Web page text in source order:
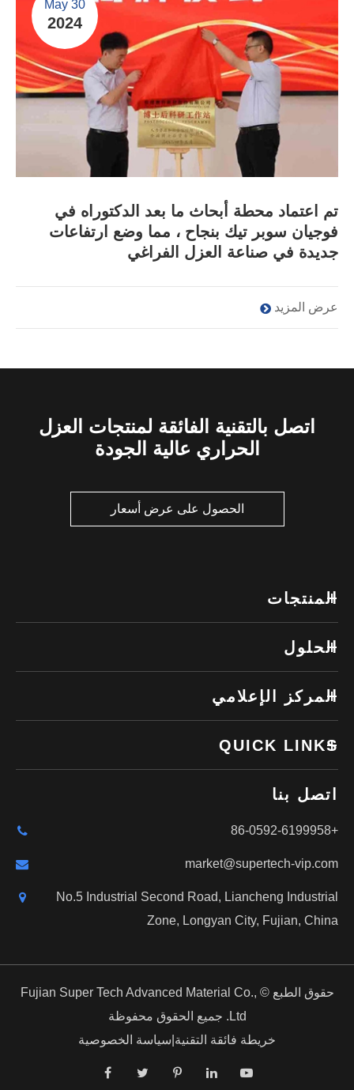
May 30
2024
تم اعتماد محطة أبحاث ما بعد الدكتوراه في
فوجيان سوبر تيك بنجاح ، مما وضع ارتفاعات
جديدة في صناعة العزل الفراغي
عرض المزيد
اتصل بالتقنية الفائقة لمنتجات العزل
الحراري عالية الجودة
الحصول على عرض أسعار
المنتجات
الحلول
المركز الإعلامي
QUICK LINKS
اتصل بنا
+86-0592-6199958
market@supertech-vip.com
No.5 Industrial Second Road, Liancheng Industrial
Zone, Longyan City, Fujian, China
حقوق الطبع © Fujian Super Tech Advanced Material Co.,
Ltd.
جميع الحقوق محفوظة
خريطة فائقة التقنية سياسة الخصوصية